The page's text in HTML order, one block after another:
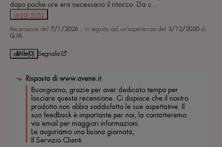
dopo poche ore era necessario il ritocco. Da u
leggi tutto
Recensione del 7/1/2026 , in seguito ad un'esperienza del 3/12/2020 di
Q.M.
Utile(0) Segnala
Risposta di www.avene.it
Buongiorno, grazie per aver dedicato tempo per
lasciare questa recensione. Ci dispiace che il nostro
prodotto non abbia soddisfatto le sue aspettative. Il
suo feedback è importante per noi, la contatteremo
via email per maggiori informazioni.
Le auguriamo una buona giornata,
Il Servizio Clienti